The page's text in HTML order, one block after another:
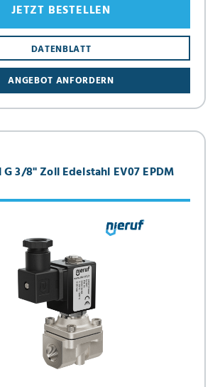
ANGEBOT ANFORDERN
DATENBLATT
JETZT BESTELLEN
3/8" Zoll Edelstahl EV07 EPDM